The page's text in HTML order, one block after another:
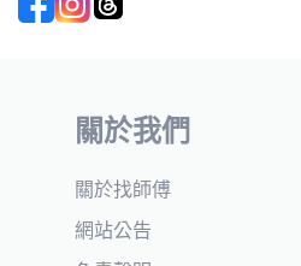
關於我們
關於找師傅
網站公告